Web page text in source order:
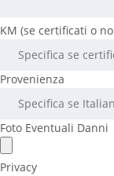
KM (se certificati o
Provenienza
Foto Eventuali Danni
Privacy